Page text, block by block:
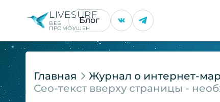
LIVESURF
ВЕБ
ПРОМОУШЕН
Блог
Главная
Журнал о интернет-
Сео-текст вверху страницы -